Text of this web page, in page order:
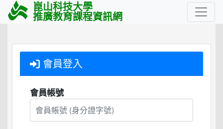
崑山科技大學
推廣教育課程資訊網
會員登入
會員帳號